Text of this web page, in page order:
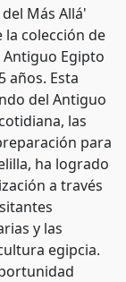
Más Allá'
la colección de
Antiguo Egipto
años. Esta
del Antiguo
las
para
ha logrado
a través
y las
egipcia.